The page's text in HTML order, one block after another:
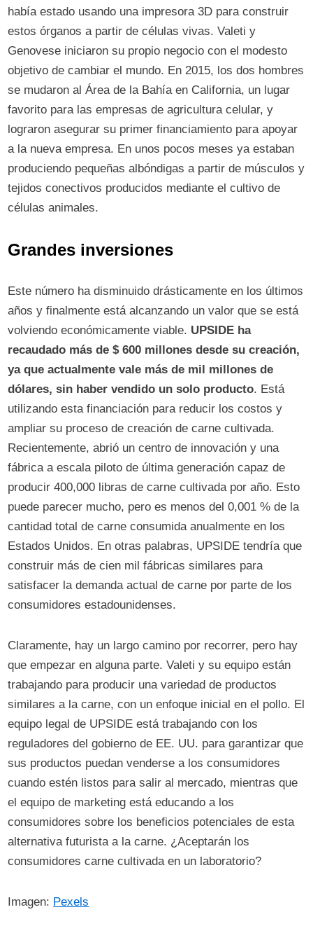
había estado usando una impresora 3D para construir
estos órganos a partir de células vivas. Valeti y
Genovese iniciaron su propio negocio con el modesto
objetivo de cambiar el mundo. En 2015, los dos hombres
se mudaron al Área de la Bahía en California, un lugar
favorito para las empresas de agricultura celular, y
lograron asegurar su primer financiamiento para apoyar
a la nueva empresa. En unos pocos meses ya estaban
produciendo pequeñas albóndigas a partir de músculos y
tejidos conectivos producidos mediante el cultivo de
células animales.
Grandes inversiones
Este número ha disminuido drásticamente en los últimos
años y finalmente está alcanzando un valor que se está
volviendo económicamente viable. UPSIDE ha
recaudado más de $ 600 millones desde su creación,
ya que actualmente vale más de mil millones de
dólares, sin haber vendido un solo producto. Está
utilizando esta financiación para reducir los costos y
ampliar su proceso de creación de carne cultivada.
Recientemente, abrió un centro de innovación y una
fábrica a escala piloto de última generación capaz de
producir 400,000 libras de carne cultivada por año. Esto
puede parecer mucho, pero es menos del 0,001 % de la
cantidad total de carne consumida anualmente en los
Estados Unidos. En otras palabras, UPSIDE tendría que
construir más de cien mil fábricas similares para
satisfacer la demanda actual de carne por parte de los
consumidores estadounidenses.
Claramente, hay un largo camino por recorrer, pero hay
que empezar en alguna parte. Valeti y su equipo están
trabajando para producir una variedad de productos
similares a la carne, con un enfoque inicial en el pollo. El
equipo legal de UPSIDE está trabajando con los
reguladores del gobierno de EE. UU. para garantizar que
sus productos puedan venderse a los consumidores
cuando estén listos para salir al mercado, mientras que
el equipo de marketing está educando a los
consumidores sobre los beneficios potenciales de esta
alternativa futurista a la carne. ¿Aceptarán los
consumidores carne cultivada en un laboratorio?
Imagen: Pexels